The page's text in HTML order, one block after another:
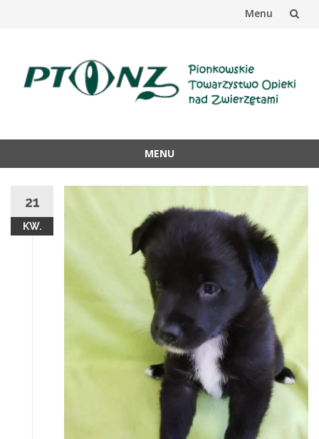
Menu
MENU
treści
21
KW.